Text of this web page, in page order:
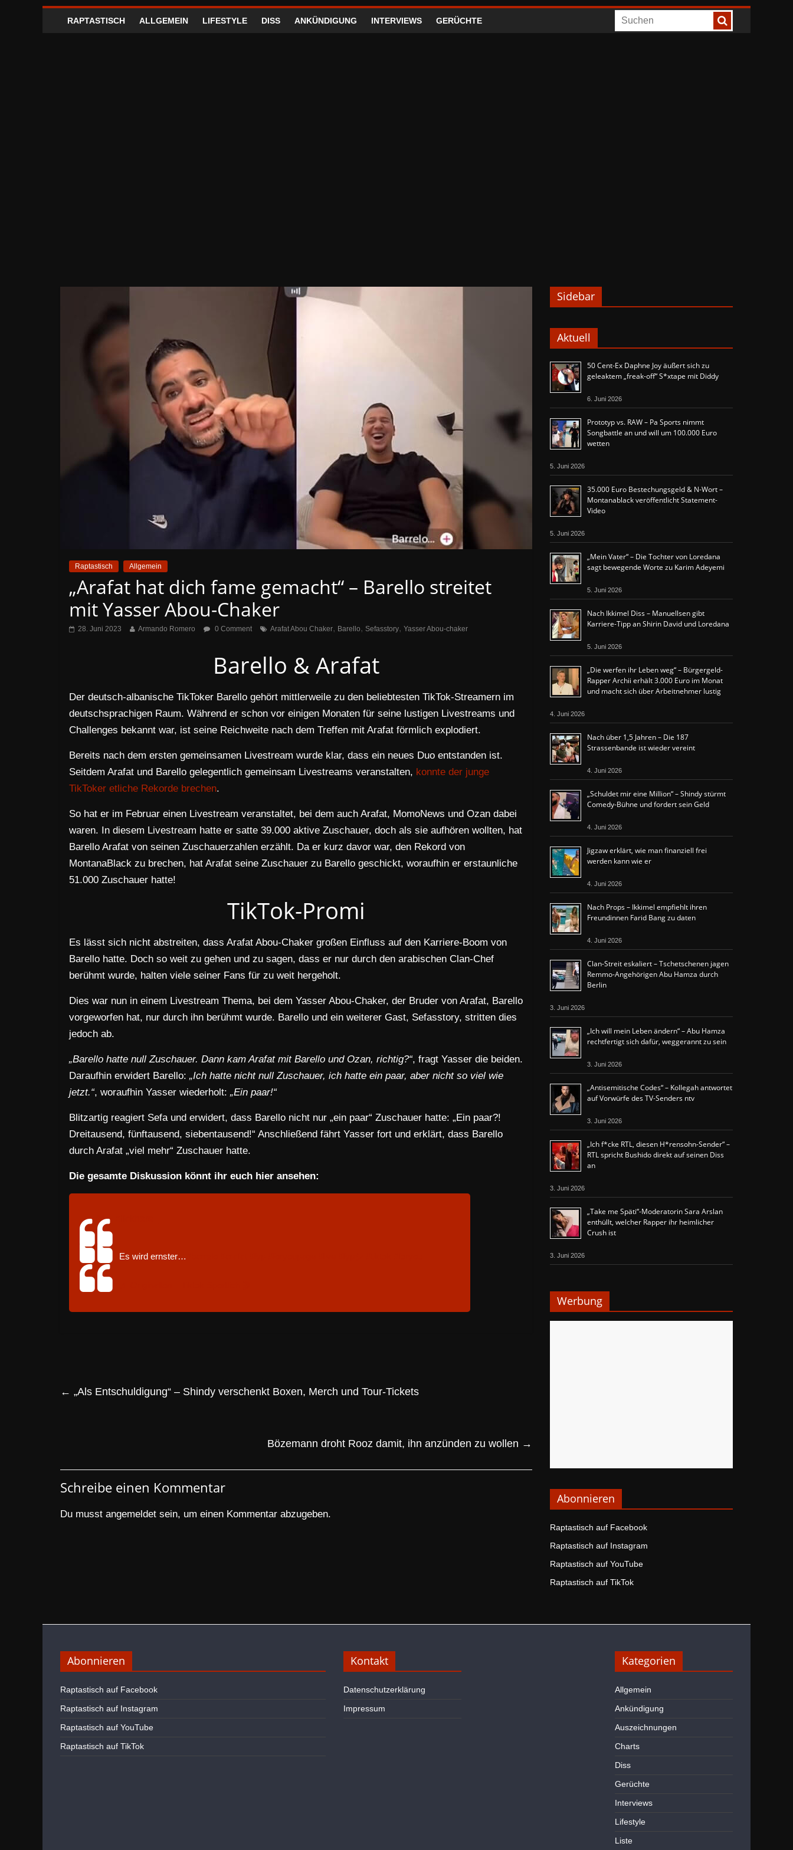
RAPTASTISCH ALLGEMEIN LIFESTYLE DISS ANKÜNDIGUNG INTERVIEWS GERÜCHTE
Raptastisch Allgemein
„Arafat hat dich fame gemacht“ – Barello streitet
mit Yasser Abou-Chaker
28. Juni 2023 Armando Romero 0 Comment Arafat Abou Chaker, Barello, Sefasstory, Yasser Abou-chaker
Barello & Arafat
Der deutsch-albanische TikToker Barello gehört mittlerweile zu den beliebtesten TikTok-Streamern im
deutschsprachigen Raum. Während er schon vor einigen Monaten für seine lustigen Livestreams und
Challenges bekannt war, ist seine Reichweite nach dem Treffen mit Arafat förmlich explodiert.
Bereits nach dem ersten gemeinsamen Livestream wurde klar, dass ein neues Duo entstanden ist.
Seitdem Arafat und Barello gelegentlich gemeinsam Livestreams veranstalten, konnte der junge
TikToker etliche Rekorde brechen.
So hat er im Februar einen Livestream veranstaltet, bei dem auch Arafat, MomoNews und Ozan dabei
waren. In diesem Livestream hatte er satte 39.000 aktive Zuschauer, doch als sie aufhören wollten, hat
Barello Arafat von seinen Zuschauerzahlen erzählt. Da er kurz davor war, den Rekord von
MontanaBlack zu brechen, hat Arafat seine Zuschauer zu Barello geschickt, woraufhin er erstaunliche
51.000 Zuschauer hatte!
TikTok-Promi
Es lässt sich nicht abstreiten, dass Arafat Abou-Chaker großen Einfluss auf den Karriere-Boom von
Barello hatte. Doch so weit zu gehen und zu sagen, dass er nur durch den arabischen Clan-Chef
berühmt wurde, halten viele seiner Fans für zu weit hergeholt.
Dies war nun in einem Livestream Thema, bei dem Yasser Abou-Chaker, der Bruder von Arafat, Barello
vorgeworfen hat, nur durch ihn berühmt wurde. Barello und ein weiterer Gast, Sefasstory, stritten dies
jedoch ab.
„Barello hatte null Zuschauer. Dann kam Arafat mit Barello und Ozan, richtig?“, fragt Yasser die beiden.
Daraufhin erwidert Barello: „Ich hatte nicht null Zuschauer, ich hatte ein paar, aber nicht so viel wie
jetzt.“, woraufhin Yasser wiederholt: „Ein paar!“
Blitzartig reagiert Sefa und erwidert, dass Barello nicht nur „ein paar“ Zuschauer hatte: „Ein paar?!
Dreitausend, fünftausend, siebentausend!“ Anschließend fährt Yasser fort und erklärt, dass Barello
durch Arafat „viel mehr“ Zuschauer hatte.
Die gesamte Diskussion könnt ihr euch hier ansehen:
@__clickhere__
Es wird ernster…
← „Als Entschuldigung“ – Shindy verschenkt Boxen, Merch und Tour-Tickets
Bözemann droht Rooz damit, ihn anzünden zu wollen →
Schreibe einen Kommentar
Du musst angemeldet sein, um einen Kommentar abzugeben.
Sidebar
Aktuell
50 Cent-Ex Daphne Joy äußert sich zu
geleaktem „freak-off“ S*xtape mit Diddy
6. Juni 2026
Prototyp vs. RAW – Pa Sports nimmt
Songbattle an und will um 100.000 Euro
wetten
5. Juni 2026
35.000 Euro Bestechungsgeld & N-Wort –
Montanablack veröffentlicht Statement-
Video
5. Juni 2026
„Mein Vater“ – Die Tochter von Loredana
sagt bewegende Worte zu Karim Adeyemi
5. Juni 2026
Nach Ikkimel Diss – Manuellsen gibt
Karriere-Tipp an Shirin David und Loredana
5. Juni 2026
„Die werfen ihr Leben weg“ – Bürgergeld-
Rapper Archii erhält 3.000 Euro im Monat
und macht sich über Arbeitnehmer lustig
4. Juni 2026
Nach über 1,5 Jahren – Die 187
Strassenbande ist wieder vereint
4. Juni 2026
„Schuldet mir eine Million“ – Shindy stürmt
Comedy-Bühne und fordert sein Geld
4. Juni 2026
Jigzaw erklärt, wie man finanziell frei
werden kann wie er
4. Juni 2026
Nach Props – Ikkimel empfiehlt ihren
Freundinnen Farid Bang zu daten
4. Juni 2026
Clan-Streit eskaliert – Tschetschenen jagen
Remmo-Angehörigen Abu Hamza durch
Berlin
3. Juni 2026
„Ich will mein Leben ändern“ – Abu Hamza
rechtfertigt sich dafür, weggerannt zu sein
3. Juni 2026
„Antisemitische Codes“ – Kollegah antwortet
auf Vorwürfe des TV-Senders ntv
3. Juni 2026
„Ich f*cke RTL, diesen H*rensohn-Sender“ –
RTL spricht Bushido direkt auf seinen Diss
an
3. Juni 2026
„Take me Späti“-Moderatorin Sara Arslan
enthüllt, welcher Rapper ihr heimlicher
Crush ist
3. Juni 2026
Werbung
Abonnieren
Raptastisch auf Facebook
Raptastisch auf Instagram
Raptastisch auf YouTube
Raptastisch auf TikTok
Abonnieren
Raptastisch auf Facebook
Raptastisch auf Instagram
Raptastisch auf YouTube
Raptastisch auf TikTok
Kontakt
Datenschutzerklärung
Impressum
Kategorien
Allgemein
Ankündigung
Auszeichnungen
Charts
Diss
Gerüchte
Interviews
Lifestyle
Liste